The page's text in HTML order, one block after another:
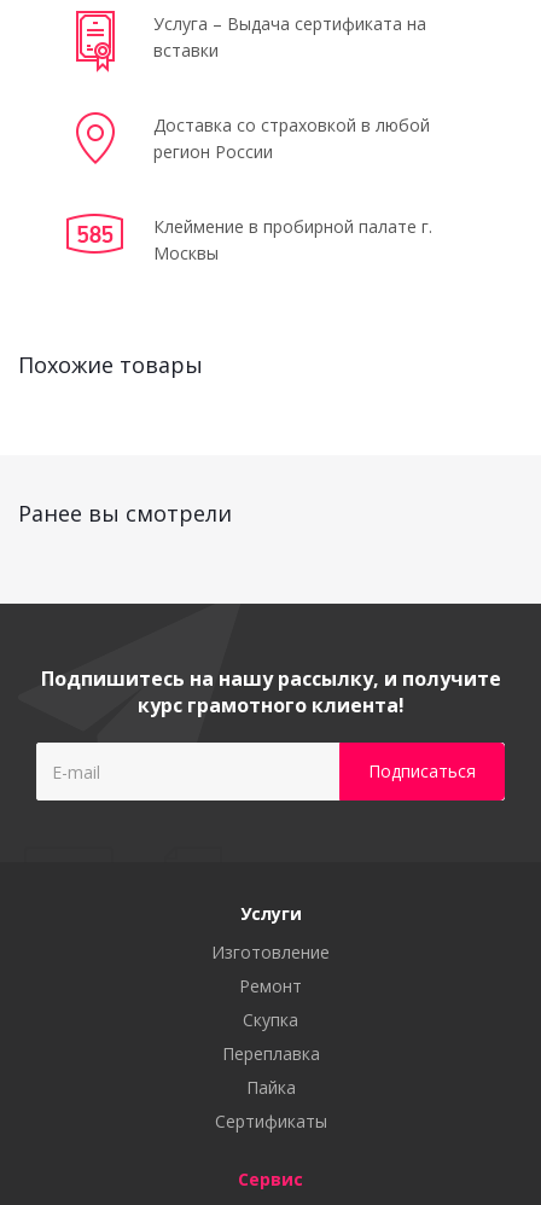
Услуга – Выдача сертификата на
вставки
Доставка со страховкой в любой
регион России
Клеймение в пробирной палате г.
Москвы
Похожие товары
Ранее вы смотрели
Подпишитесь на нашу рассылку, и получите
курс грамотного клиента!
Услуги
Изготовление
Ремонт
Скупка
Переплавка
Пайка
Сертификаты
Сервис